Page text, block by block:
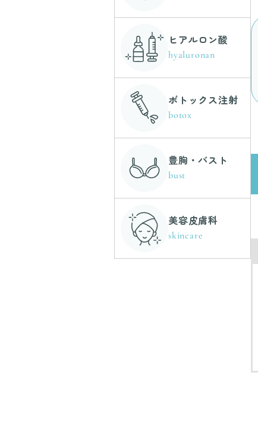
ヒアルロン酸
hyaluronan
ボトックス注射
botox
豊胸・バスト
bust
美容皮膚科
skincare